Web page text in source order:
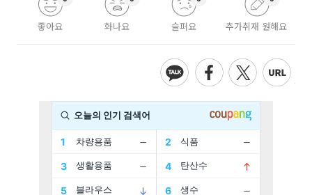
좋아요 화나요 슬퍼요 추가취재 원해요